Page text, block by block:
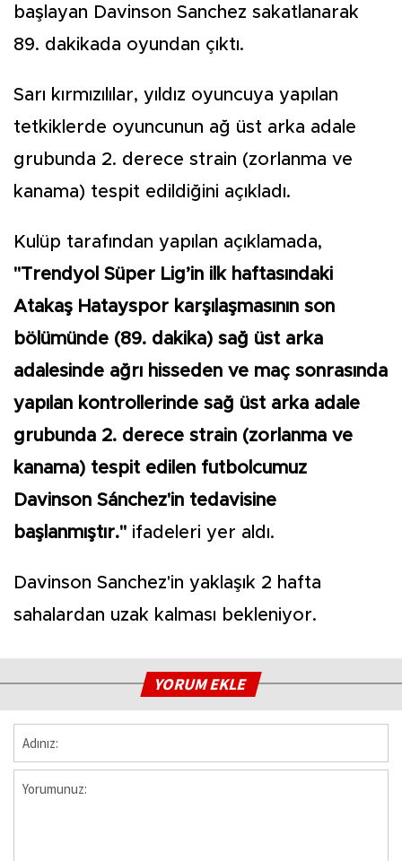
başlayan Davinson Sanchez sakatlanarak
89. dakikada oyundan çıktı.
Sarı kırmızılılar, yıldız oyuncuya yapılan
tetkiklerde oyuncunun ağ üst arka adale
grubunda 2. derece strain (zorlanma ve
kanama) tespit edildiğini açıkladı.
Kulüp tarafından yapılan açıklamada,
"Trendyol Süper Lig’in ilk haftasındaki
Atakaş Hatayspor karşılaşmasının son
bölümünde (89. dakika) sağ üst arka
adalesinde ağrı hisseden ve maç sonrasında
yapılan kontrollerinde sağ üst arka adale
grubunda 2. derece strain (zorlanma ve
kanama) tespit edilen futbolcumuz
Davinson Sánchez'in tedavisine
başlanmıştır." ifadeleri yer aldı.
Davinson Sanchez'in yaklaşık 2 hafta
sahalardan uzak kalması bekleniyor.
YORUM EKLE